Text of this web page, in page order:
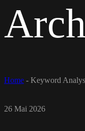
Home - Keyword
26 Mai 2026